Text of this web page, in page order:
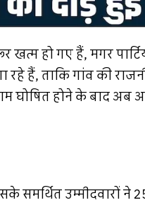
हो गए हैं, मगर
रहे हैं, ताकि गांव की
घोषित होने के बाद अब
समर्थित उम्मीदवारों ने